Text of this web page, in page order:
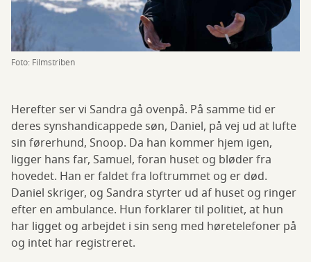
Foto: Filmstriben
Herefter ser vi Sandra gå ovenpå. På samme tid er
deres synshandicappede søn, Daniel, på vej ud at lufte
sin førerhund, Snoop. Da han kommer hjem igen,
ligger hans far, Samuel, foran huset og bløder fra
hovedet. Han er faldet fra loftrummet og er død.
Daniel skriger, og Sandra styrter ud af huset og ringer
efter en ambulance. Hun forklarer til politiet, at hun
har ligget og arbejdet i sin seng med høretelefoner på
og intet har registreret.